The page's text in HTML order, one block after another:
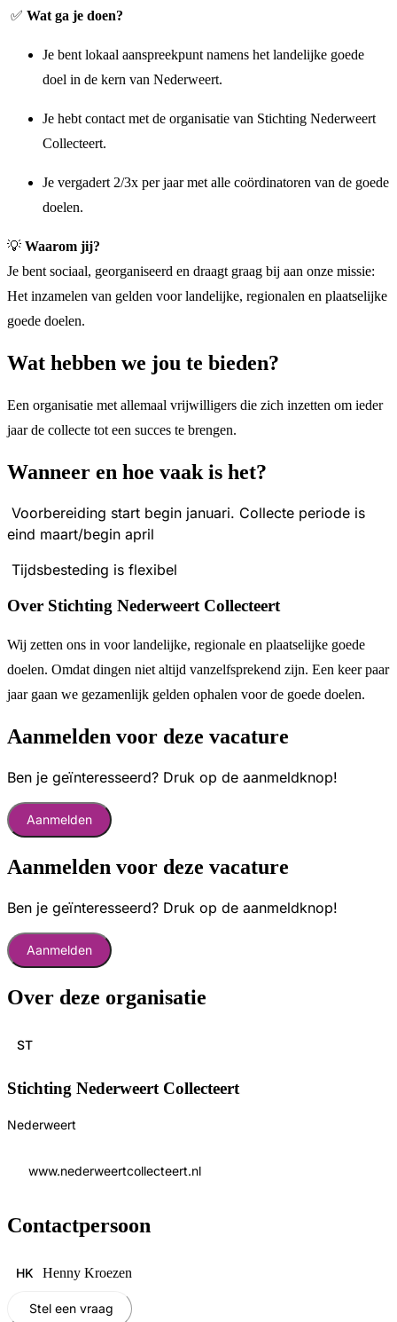
✅ Wat ga je doen?
Je bent lokaal aanspreekpunt namens het landelijke goede
doel in de kern van Nederweert.
Je hebt contact met de organisatie van Stichting Nederweert
Collecteert.
Je vergadert 2/3x per jaar met alle coördinatoren van de goede
doelen.
💡 Waarom jij?
Je bent sociaal, georganiseerd en draagt graag bij aan onze missie:
Het inzamelen van gelden voor landelijke, regionalen en plaatselijke
goede doelen.
Wat hebben we jou te bieden?
Een organisatie met allemaal vrijwilligers die zich inzetten om ieder
jaar de collecte tot een succes te brengen.
Wanneer en hoe vaak is het?
Voorbereiding start begin januari. Collecte periode is
eind maart/begin april
Tijdsbesteding is flexibel
Over Stichting Nederweert Collecteert
Wij zetten ons in voor landelijke, regionale en plaatselijke goede
doelen. Omdat dingen niet altijd vanzelfsprekend zijn. Een keer paar
jaar gaan we gezamenlijk gelden ophalen voor de goede doelen.
Aanmelden voor deze vacature
Ben je geïnteresseerd? Druk op de aanmeldknop!
Aanmelden
Aanmelden voor deze vacature
Ben je geïnteresseerd? Druk op de aanmeldknop!
Aanmelden
Over deze organisatie
ST
Stichting Nederweert Collecteert
Nederweert
www.nederweertcollecteert.nl
Contactpersoon
HK Henny Kroezen
Stel een vraag